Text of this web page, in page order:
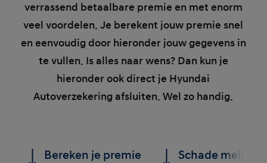
verrassend betaalbare premie en met enorm
veel voordelen. Je berekent jouw premie snel
en eenvoudig door hieronder jouw gegevens in
te vullen. Is alles naar wens? Dan kun je
hieronder ook direct je Hyundai
Autoverzekering afsluiten. Wel zo handig.
Bereken je premie Schade melden?